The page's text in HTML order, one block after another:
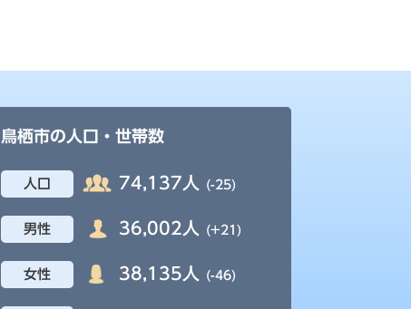
鳥栖市の人口・世帯数
人口 74,137人 (-25)
男性 36,002人 (+21)
女性 38,135人 (-46)